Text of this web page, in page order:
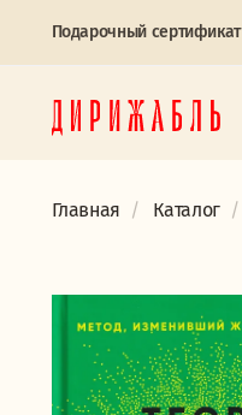
Подарочный сертификат
Главная Каталог